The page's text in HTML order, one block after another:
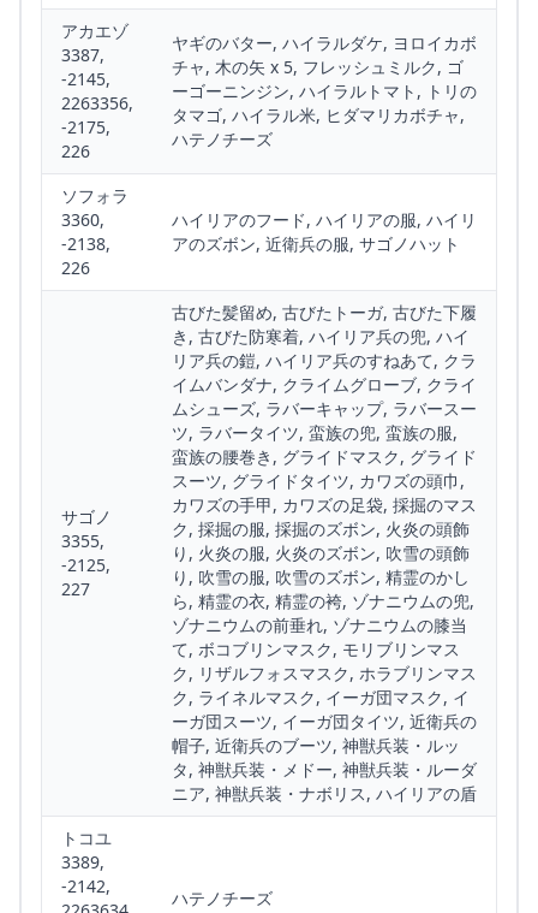
アカエゾ
3387,
-2145,
2263356,
-2175,
226
ヤギのバター, ハイラルダケ, ヨロイカボ
チャ, 木の矢 x 5, フレッシュミルク, ゴ
ーゴーニンジン, ハイラルトマト, トリの
タマゴ, ハイラル米, ヒダマリカボチャ,
ハテノチーズ
ソフォラ
3360,
-2138,
226
ハイリアのフード, ハイリアの服, ハイリ
アのズボン, 近衛兵の服, サゴノハット
サゴノ
3355,
-2125,
227
古びた髪留め, 古びたトーガ, 古びた下履
き, 古びた防寒着, ハイリア兵の兜, ハイ
リア兵の鎧, ハイリア兵のすねあて, クラ
イムバンダナ, クライムグローブ, クライ
ムシューズ, ラバーキャップ, ラバースー
ツ, ラバータイツ, 蛮族の兜, 蛮族の服,
蛮族の腰巻き, グライドマスク, グライド
スーツ, グライドタイツ, カワズの頭巾,
カワズの手甲, カワズの足袋, 採掘のマス
ク, 採掘の服, 採掘のズボン, 火炎の頭飾
り, 火炎の服, 火炎のズボン, 吹雪の頭飾
り, 吹雪の服, 吹雪のズボン, 精霊のかし
ら, 精霊の衣, 精霊の袴, ゾナニウムの兜,
ゾナニウムの前垂れ, ゾナニウムの膝当
て, ボコブリンマスク, モリブリンマス
ク, リザルフォスマスク, ホラブリンマス
ク, ライネルマスク, イーガ団マスク, イ
ーガ団スーツ, イーガ団タイツ, 近衛兵の
帽子, 近衛兵のブーツ, 神獣兵装・ルッ
タ, 神獣兵装・メドー, 神獣兵装・ルーダ
ニア, 神獣兵装・ナボリス, ハイリアの盾
トコユ
3389,
-2142,
ハテノチーズ